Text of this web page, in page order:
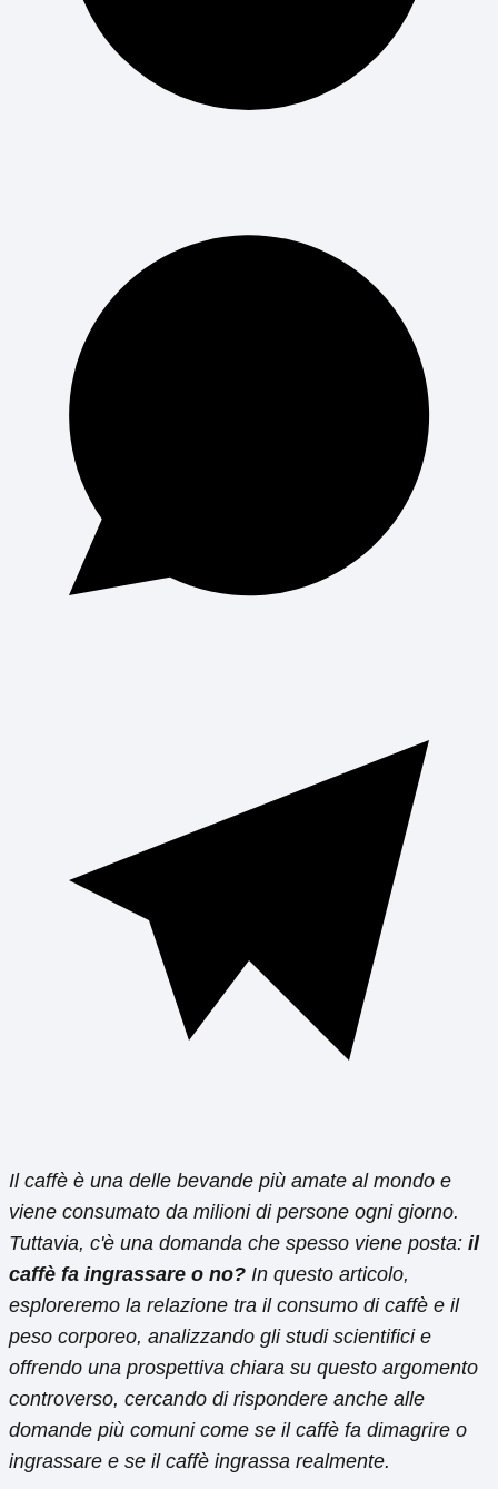
Il caffè è una delle bevande più amate al mondo e
viene consumato da milioni di persone ogni giorno.
Tuttavia, c'è una domanda che spesso viene posta: il
caffè fa ingrassare o no? In questo articolo,
esploreremo la relazione tra il consumo di caffè e il
peso corporeo, analizzando gli studi scientifici e
offrendo una prospettiva chiara su questo argomento
controverso, cercando di rispondere anche alle
domande più comuni come se il caffè fa dimagrire o
ingrassare e se il caffè ingrassa realmente.